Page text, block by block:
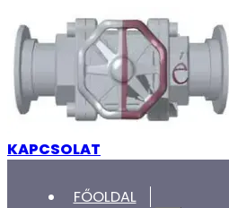
KAPCSOLAT
FŐOLDAL